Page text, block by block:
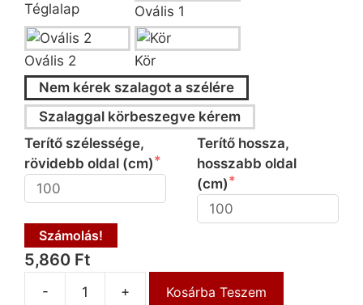
Téglalap Ovális 1
Ovális 2
Kör
Nem kérek szalagot a szélére
Szalaggal körbeszegve kérem
Terítő szélessége,
rövidebb oldal (cm)
Terítő hossza,
hosszabb oldal
(cm)
Számolás!
5,860 Ft
- + Kosárba Teszem